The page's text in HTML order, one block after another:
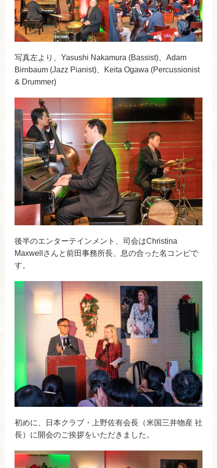
写真左より、Yasushi Nakamura (Bassist)、Adam
Birnbaum (Jazz Pianist)、Keita Ogawa (Percussionist
& Drummer)
後半のエンターテインメント、司会はChristina
Maxwellさんと前田事務所長、息の合った名コンビで
す。
初めに、日本クラブ・上野佐有会長（米国三井物産 社
長）に開会のご挨拶をいただきました。